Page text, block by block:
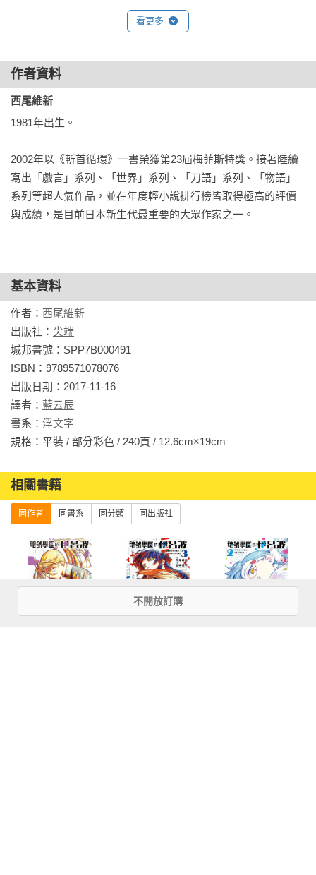
一直到初中二年級才乾脆地說要了無牽掛地死心，說起來就只
是個平凡的轉折，這種小家子氣的故事你們大概也不想知道，
麼說的吧！
「追逐夢想是美麗的，但是，放棄夢想也是一種美麗。」
真是的，那個美少年就只有說出來的話比較有男子氣概。
到底——我會變得怎麼樣呢？
我想要從現在開始思考這件事。
最後，雖然這麼做有點自負，但我想在伏爾泰完整的名言
要是死了，就什麼也守護不了。
1　美少年偵探團的故事
的學校－私立指輪學園－初中部裡秘密進行著什麼的組織。雖
然誤打誤撞知道了這些，但幸運的是，至今為止我都跟那群怪
人毫無關係，順利地度過校園生活。
他們解決了校內發生的所有衝突，也強調是非正式、非公
開、非營利的自治組織，但事情的真相卻是，大家都認為他們
根本就是校內所有衝突的來源。這樣的他們，實際上才是全校
看更多
作者資料
西尾維新
1981年出生。
2002年以《斬首循環》一書榮獲第23屆梅菲斯特獎。接著陸續
寫出「戲言」系列、「世界」系列、「刀語」系列、「物語」
系列等超人氣作品，並在年度輕小說排行榜皆取得極高的評價
與成績，是目前日本新生代最重要的大眾作家之一。
基本資料
作者： 西尾維新
出版社： 尖端
城邦書號：SPP7B000491
ISBN：9789571078076
出版日期：2017-11-16
譯者： 藍云辰
書系： 浮文字
規格：平裝 / 部分彩色 / 240頁 / 12.6cm×19cm
相關書籍
同作者 同書系 同分類 同出版社
不開放訂購